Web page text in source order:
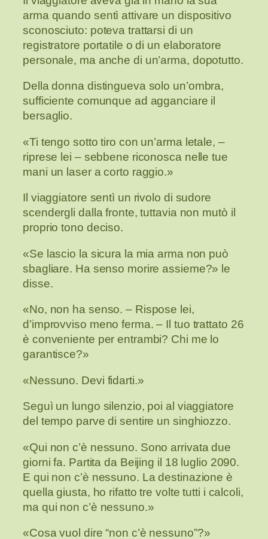
arma quando sentì attivare un dispositivo
sconosciuto: poteva trattarsi di un
registratore portatile o di un elaboratore
personale, ma anche di un’arma, dopotutto.
Della donna distingueva solo un’ombra,
sufficiente comunque ad agganciare il
bersaglio.
«Ti tengo sotto tiro con un’arma letale, –
riprese lei – sebbene riconosca nelle tue
mani un laser a corto raggio.»
Il viaggiatore sentì un rivolo di sudore
scendergli dalla fronte, tuttavia non mutò il
proprio tono deciso.
«Se lascio la sicura la mia arma non può
sbagliare. Ha senso morire assieme?» le
disse.
«No, non ha senso. – Rispose lei,
d’improvviso meno ferma. – Il tuo trattato 26
è conveniente per entrambi? Chi me lo
garantisce?»
«Nessuno. Devi fidarti.»
Seguì un lungo silenzio, poi al viaggiatore
del tempo parve di sentire un singhiozzo.
«Qui non c’è nessuno. Sono arrivata due
giorni fa. Partita da Beijing il 18 luglio 2090.
E qui non c’è nessuno. La destinazione è
quella giusta, ho rifatto tre volte tutti i calcoli,
ma qui non c’è nessuno.»
«Cosa vuol dire “non c’è nessuno”?»